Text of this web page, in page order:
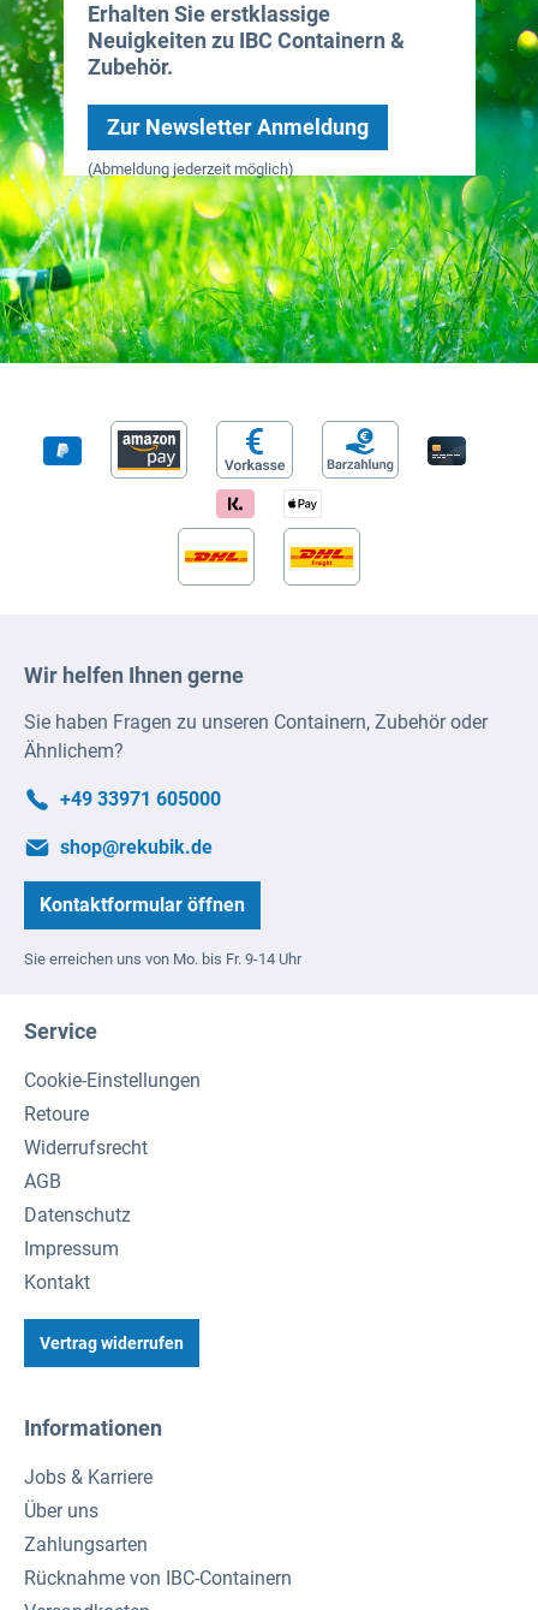
Erhalten Sie erstklassige
Neuigkeiten zu IBC Containern &
Zubehör.
Zur Newsletter Anmeldung
(Abmeldung jederzeit möglich)
Wir helfen Ihnen gerne
Sie haben Fragen zu unseren Containern, Zubehör oder
Ähnlichem?
+49 33971 605000
shop@rekubik.de
Kontaktformular öffnen
Sie erreichen uns von Mo. bis Fr. 9-14 Uhr
Service
Cookie-Einstellungen
Retoure
Widerrufsrecht
AGB
Datenschutz
Impressum
Kontakt
Vertrag widerrufen
Informationen
Jobs & Karriere
Über uns
Zahlungsarten
Rücknahme von IBC-Containern